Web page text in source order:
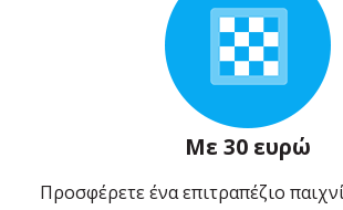
Με 30 ευρώ
Προσφέρετε ένα επιτραπέζιο